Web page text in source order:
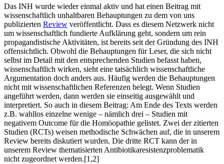
Das INH wurde wieder einmal aktiv und hat einen Beitrag mit
wissenschaftlich unhaltbaren Behauptungen zu dem von uns
publizierten Review veröffentlicht. Dass es diesem Netzwerk nicht
um wissenschaftlich fundierte Aufklärung geht, sondern um rein
propagandistische Aktivitäten, ist bereits seit der Gründung des INH
offensichtlich. Obwohl die Behauptungen für Leser, die sich nicht
selbst im Detail mit den entsprechenden Studien befasst haben,
wissenschaftlich wirken, sieht eine tatsächlich wissenschaftliche
Argumentation doch anders aus. Häufig werden die Behauptungen
nicht mit wissenschaftlichen Referenzen belegt. Wenn Studien
angeführt werden, dann werden sie einseitig ausgewählt und
interpretiert. So auch in diesem Beitrag: Am Ende des Texts werden
z.B. wahllos einzelne wenige – nämlich drei – Studien mit
negativem Outcome für die Homöopathie gelistet. Zwei der zitierten
Studien (RCTs) weisen methodische Schwächen auf, die in unserem
Review bereits diskutiert wurden. Die dritte RCT kann der in
unserem Review thematisierten Antibiotikaresistenzproblematik
nicht zugeordnet werden.[1,2]